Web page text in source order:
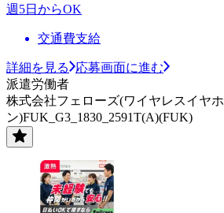
週5日からOK
交通費支給
詳細を見る
応募画面に進む
派遣労働者
株式会社フェローズ(ワイヤレスイヤホ
ン)FUK_G3_1830_2591T(A)(FUK)